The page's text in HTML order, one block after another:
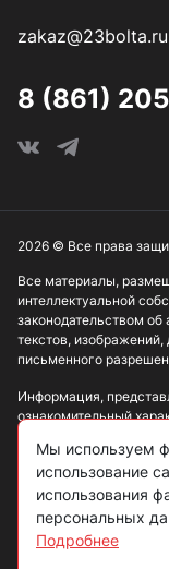
zakaz@23bolta.ru
8 (861)
Все материалы,
интеллектуальной
законодательством
текстов, изображений,
письменного
Информация,
ознакомительный
Политика
Согласие на
2026 © Все права
Мы используем
использование
использования
персональных
Подробнее